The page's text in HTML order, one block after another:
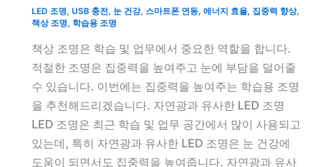
LED 조명, USB 충전, 눈 건강, 스마트폰 연동, 에너지 효율, 집중력 향상,
책상 조명, 학습용 조명
책상 조명은 학습 및 업무에서 중요한 역할을 합니다.
적절한 조명은 집중력을 높여주고 눈에 부담을 덜어줄
수 있습니다. 이번에는 집중력을 높여주는 학습용 조명
을 추천해드리겠습니다. 자연광과 유사한 LED 조명
LED 조명은 최근 학습 및 업무 공간에서 많이 사용되고
있는데, 특히 자연광과 유사한 LED 조명은 눈 건강에
도움이 되면서도 집중력을 높여줍니다. 자연광과 유사